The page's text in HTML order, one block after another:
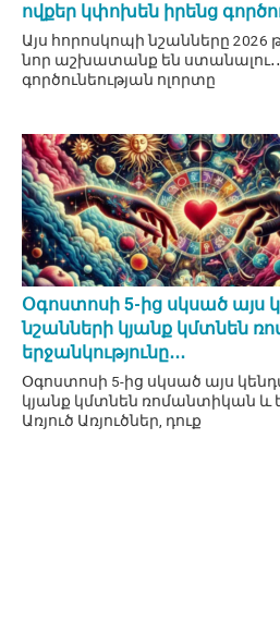
ովքեր կփոխեն իրենց
Այս հորոսկոպի նշանները
նոր աշխատանք են
գործունեության ոլորտը
Օգոստոսի 5-ից սկսած այս
նշանների կյանք կմտնեն
երջանկությունը․․․
Օգոստոսի 5-ից սկսած այս
կյանք կմտնեն ռոմանտիկան և
Առյուծ Առյուծներ, դուք